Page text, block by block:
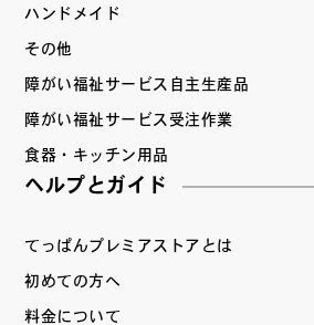
ハンドメイド
その他
障がい福祉サービス自主生産品
障がい福祉サービス受注作業
食器・キッチン用品
ヘルプとガイド
てっぱんプレミアストアとは
初めての方へ
料金について